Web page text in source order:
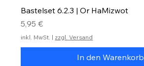
Bastelset 6.2.3 | Or HaMizwot
Preis
5,95 €
inkl. MwSt. | zzgl. Versand
In den Warenkorb